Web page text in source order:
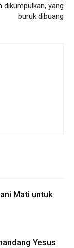
dikumpulkan, yang
buruk dibuang
Mati untuk
Yesus